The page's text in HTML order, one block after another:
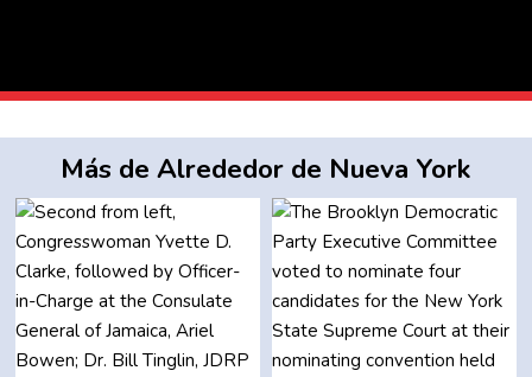
Más de Alrededor de Nueva York